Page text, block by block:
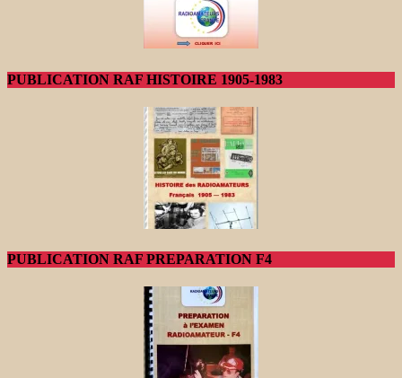
PUBLICATION RAF HISTOIRE 1905-1983
PUBLICATION RAF PREPARATION F4